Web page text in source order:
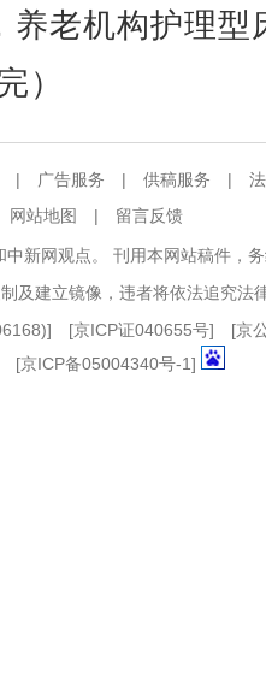
养老机构护理型
）
| 广告服务 | 供稿服务 |
网站地图 | 留言反馈
新网观点。 刊用本网站稿件，
及建立镜像，违者将依法追究法
] [京ICP证040655号] [京
[京ICP备05004340号-1]